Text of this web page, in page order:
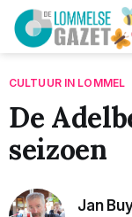
CULTUUR IN LOMMEL
De
seizoen
Jan